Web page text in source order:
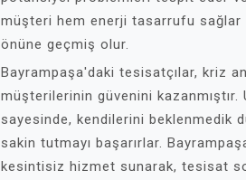
müşteri hem enerji tasarrufu sağlar
önüne geçmiş olur.
Bayrampaşa'daki tesisatçılar, kriz
müşterilerinin güvenini
sayesinde, kendilerini beklenmedik
sakin tutmayı başarırlar.
kesintisiz hizmet sunarak, tesisat